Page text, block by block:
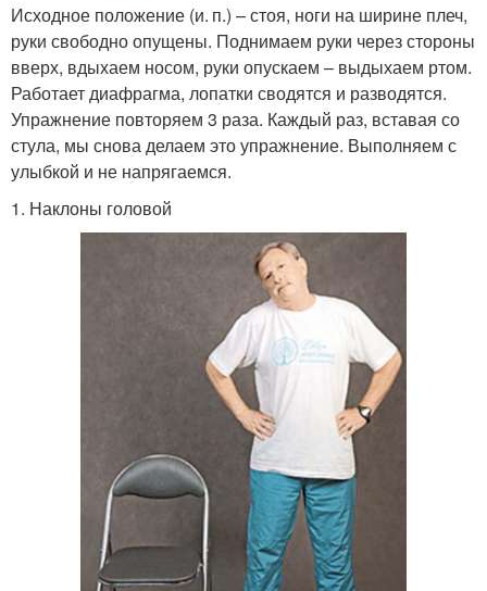
Исходное положение (и. п.) – стоя, ноги на ширине плеч,
руки свободно опущены. Поднимаем руки через стороны
вверх, вдыхаем носом, руки опускаем – выдыхаем ртом.
Работает диафрагма, лопатки сводятся и разводятся.
Упражнение повторяем 3 раза. Каждый раз, вставая со
стула, мы снова делаем это упражнение. Выполняем с
улыбкой и не напрягаемся.
1. Наклоны головой